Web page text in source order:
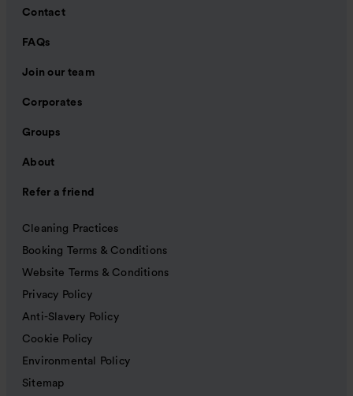
Contact
FAQs
Join our team
Corporates
Groups
About
Refer a friend
Cleaning Practices
Booking Terms & Conditions
Website Terms & Conditions
Privacy Policy
Anti-Slavery Policy
Cookie Policy
Environmental Policy
Sitemap